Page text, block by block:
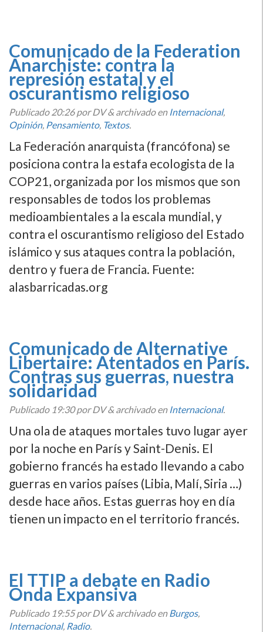
Comunicado de la Federation
Anarchiste: contra la
represión estatal y el
oscurantismo religioso
Publicado20:26por DV&archivado en Internacional,
Opinión, Pensamiento, Textos.
La Federación anarquista (francófona) se
posiciona contra la estafa ecologista de la
COP21, organizada por los mismos que son
responsables de todos los problemas
medioambientales a la escala mundial, y
contra el oscurantismo religioso del Estado
islámico y sus ataques contra la población,
dentro y fuera de Francia. Fuente:
alasbarricadas.org
Comunicado de Alternative
Libertaire: Atentados en Parí­s.
Contras sus guerras, nuestra
solidaridad
Publicado 19:30por DV&archivado en Internacional.
Una ola de ataques mortales tuvo lugar ayer
por la noche en Parí­s y Saint-Denis. El
gobierno francés ha estado llevando a cabo
guerras en varios paí­ses (Libia, Malí­, Siria …)
desde hace años. Estas guerras hoy en dí­a
tienen un impacto en el territorio francés.
El TTIP a debate en Radio
Onda Expansiva
Publicado 19:55por DV&archivado enBurgos,
Internacional, Radio.